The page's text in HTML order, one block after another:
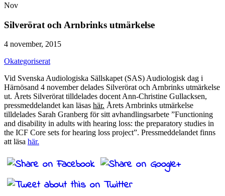
Nov
Silverörat och Arnbrinks utmärkelse
4 november, 2015
Okategoriserat
Vid Svenska Audiologiska Sällskapet (SAS) Audiologisk dag i
Härnösand 4 november delades Silverörat och Arnbrinks utmärkelse
ut. Årets Silverörat tilldelades docent Ann-Christine Gullacksen,
pressmeddelandet kan läsas här. Årets Arnbrinks utmärkelse
tilldelades Sarah Granberg för sitt avhandlingsarbete ”Functioning
and disability in adults with hearing loss: the preparatory studies in
the ICF Core sets for hearing loss project”. Pressmeddelandet finns
att läsa här.